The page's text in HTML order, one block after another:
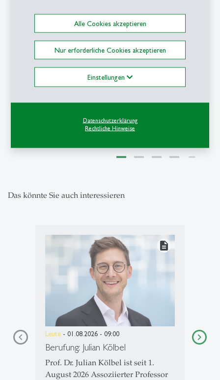
Alle Cookies akzeptieren
Nur erforderliche Cookies akzeptieren
Einstellungen
Datenschutzerklärung
Rechtliche Hinweise
description
Finanzmärkte der
Zukunft: Der NFT-
Markt als Labor der
Verhaltensökonomie
1/5
Das könnte Sie auch interessieren
description
Leute - 01.08.2026 - 09:00
Berufung: Julian Kölbel
Prof. Dr. Julian Kölbel ist seit 1.
August 2026 Assoziierter Professor